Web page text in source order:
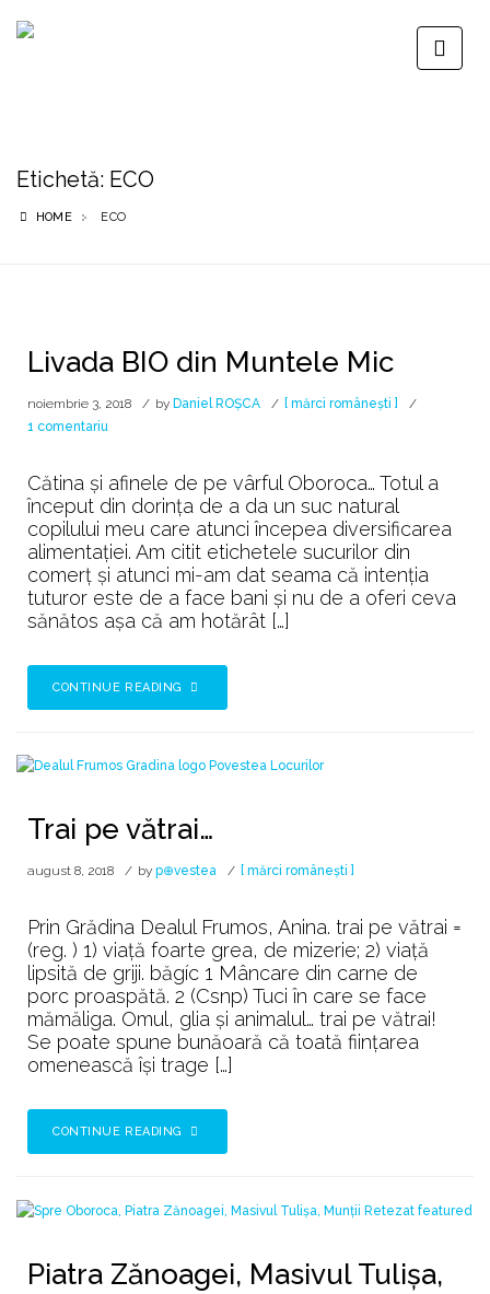
Etichetă: ECO
HOME ECO
Livada BIO din Muntele Mic
noiembrie 3, 2018 by Daniel ROȘCA
[ mărci românești ]
1 comentariu
BIO
din
Muntele
Mic
Cătina și afinele de pe vârful Oboroca… Totul a
început din dorința de a da un suc natural
copilului meu care atunci începea diversificarea
alimentației. Am citit etichetele sucurilor din
comerț și atunci mi-am dat seama că intenția
tuturor este de a face bani și nu de a oferi ceva
sănătos așa că am hotărât […]
CONTINUE READING
Trai pe vătrai…
august 8, 2018 by p⊕vestea [ mărci românești ]
Prin Grădina Dealul Frumos, Anina. trai pe vătrai =
(reg. ) 1) viață foarte grea, de mizerie; 2) viață
lipsită de griji. băgíc 1 Mâncare din carne de
porc proaspătă. 2 (Csnp) Tuci în care se face
mămăliga. Omul, glia și animalul… trai pe vătrai!
Se poate spune bunăoară că toată ființarea
omenească își trage […]
CONTINUE READING
Piatra Zănoagei, Masivul Tulişa,